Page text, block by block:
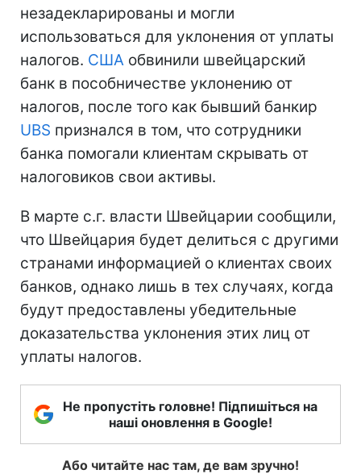
незадекларированы и могли
использоваться для уклонения от уплаты
налогов. США обвинили швейцарский
банк в пособничестве уклонению от
налогов, после того как бывший банкир
UBS признался в том, что сотрудники
банка помогали клиентам скрывать от
налоговиков свои активы.
В марте с.г. власти Швейцарии сообщили,
что Швейцария будет делиться с другими
странами информацией о клиентах своих
банков, однако лишь в тех случаях, когда
будут предоставлены убедительные
доказательства уклонения этих лиц от
уплаты налогов.
Не пропустіть головне! Підпишіться на
наші оновлення в Google!
Або читайте нас там, де вам зручно!